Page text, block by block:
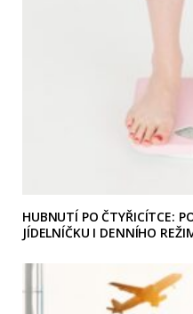
HUBNUTÍ PO ČTYŘICÍTCE:
JÍDELNÍČKU I DENNÍHO